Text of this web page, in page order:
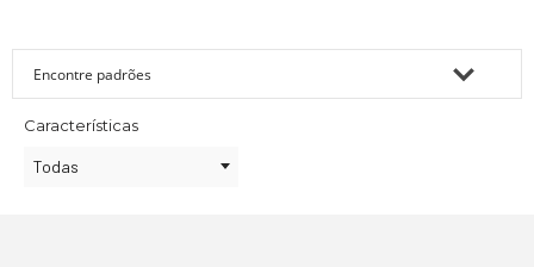
Características
Todas